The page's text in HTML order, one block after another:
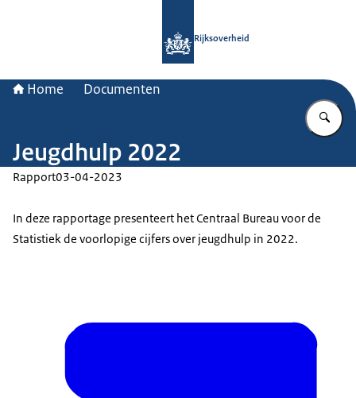
Rijksoverheid
Home Documenten
Jeugdhulp 2022
Rapport03-04-2023
In deze rapportage presenteert het Centraal Bureau voor de
Statistiek de voorlopige cijfers over jeugdhulp in 2022.